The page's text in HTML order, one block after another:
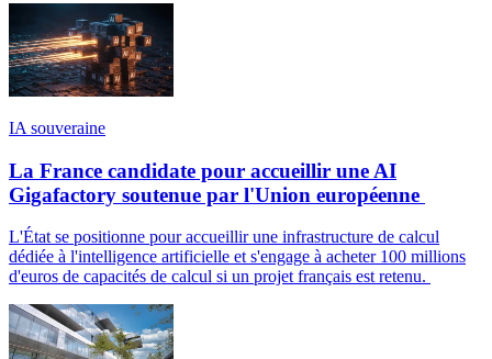
IA souveraine
La France candidate pour accueillir une AI
Gigafactory soutenue par l'Union européenne
L'État se positionne pour accueillir une infrastructure de calcul
dédiée à l'intelligence artificielle et s'engage à acheter 100 millions
d'euros de capacités de calcul si un projet français est retenu.